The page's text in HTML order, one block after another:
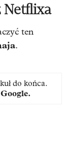
Netflixa
ten
.
do końca.
.